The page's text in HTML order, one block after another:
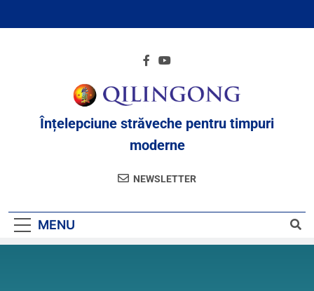
Înțelepciune străveche pentru timpuri
moderne
NEWSLETTER
MENU